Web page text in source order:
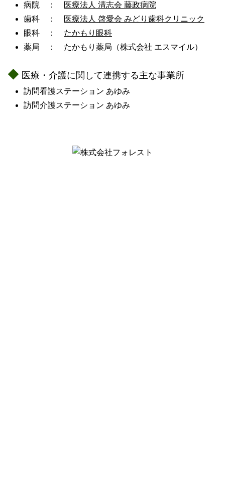
病院 ：
医療法人 清志会 藤政病院
歯科 ：
医療法人 啓愛会 みどり歯科クリニック
眼科 ： たかもり眼科
薬局 ： たかもり薬局（株式会社 エスマイル）
医療・介護に関して連携する主な事業所
訪問看護ステーション あゆみ
訪問介護ステーション あゆみ